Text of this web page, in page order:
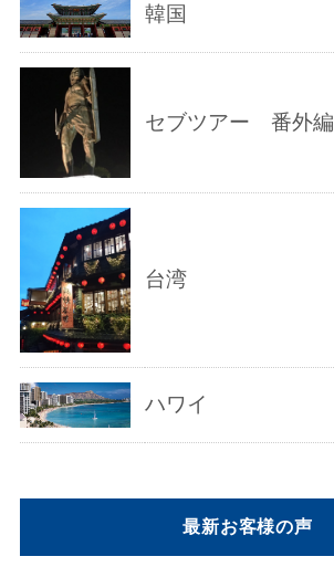
韓国
セブツアー 番外編
台湾
ハワイ
最新お客様の声